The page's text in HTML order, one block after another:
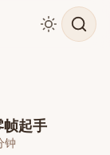
帧起手
钟